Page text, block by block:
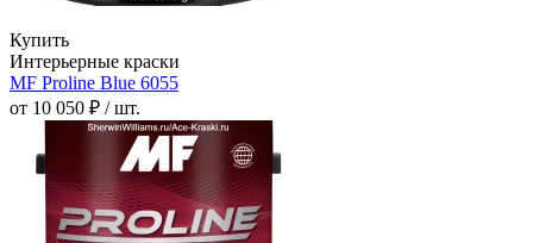
Купить
Интерьерные краски
MF Proline Blue 6055
от 10 050 ₽ / шт.